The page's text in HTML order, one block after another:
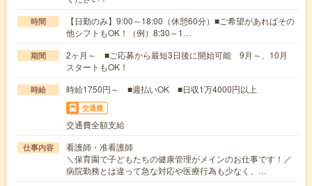
時間
【日勤のみ】9:00～18:00（休憩60分）■ご希望があればその
他シフトもOK！（例）8:30～1…
期間
2ヶ月～ ■ご応募から最短3日後に開始可能 9月～、10月
スタートもOK！
時給 時給1750円～ ■週払いOK ■日収1万4000円以上
交通費
交通費全額支給
仕事内容
看護師・准看護師
＼保育園で子どもたちの健康管理がメインのお仕事です！／
病院勤務とは違って急な対応や医療行為も少なく、…